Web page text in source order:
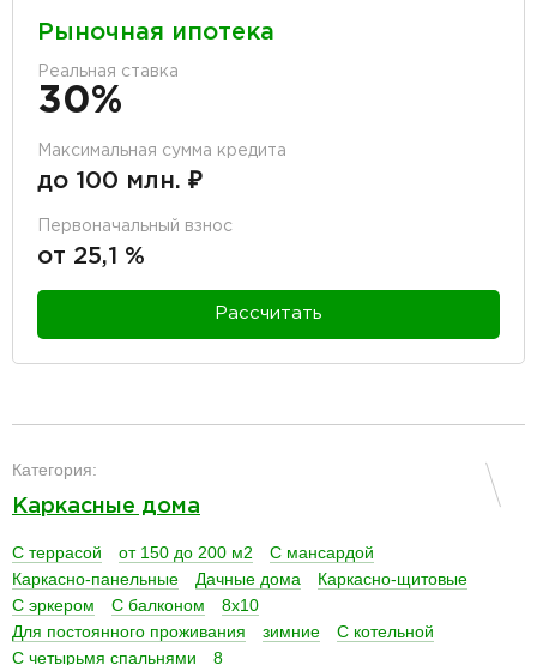
Рыночная ипотека
Реальная ставка
30%
Максимальная сумма кредита
до 100 млн. ₽
Первоначальный взнос
от 25,1 %
Рассчитать
Категория:
Каркасные дома
С террасой от 150 до 200 м2
С мансардой
Каркасно-панельные
Дачные дома
Каркасно-щитовые
С эркером
С балконом
8х10
Для постоянного проживания
зимние
С котельной
С четырьмя спальнями
8